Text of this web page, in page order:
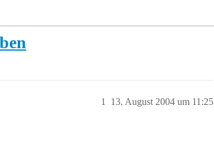
13. August 2004 um 11:25
1